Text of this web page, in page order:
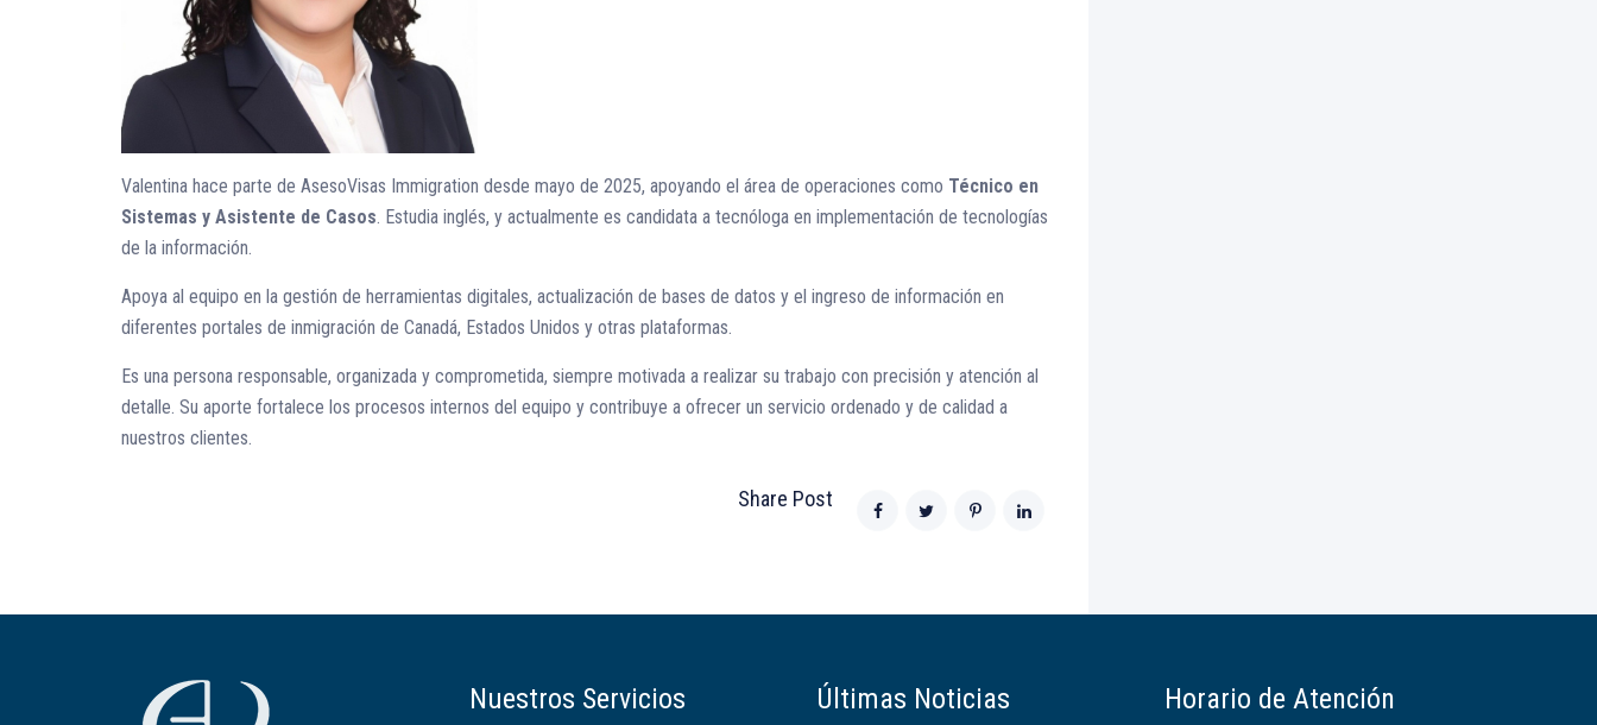
Valentina hace parte de AsesoVisas Immigration desde mayo de 2025, apoyando el área de operaciones como Técnico en
Sistemas y Asistente de Casos. Estudia inglés, y actualmente es candidata a tecnóloga en implementación de tecnologías
de la información.
Apoya al equipo en la gestión de herramientas digitales, actualización de bases de datos y el ingreso de información en
diferentes portales de inmigración de Canadá, Estados Unidos y otras plataformas.
Es una persona responsable, organizada y comprometida, siempre motivada a realizar su trabajo con precisión y atención al
detalle. Su aporte fortalece los procesos internos del equipo y contribuye a ofrecer un servicio ordenado y de calidad a
nuestros clientes.
Share Post
Nuestros Servicios Últimas Noticias Horario de Atención